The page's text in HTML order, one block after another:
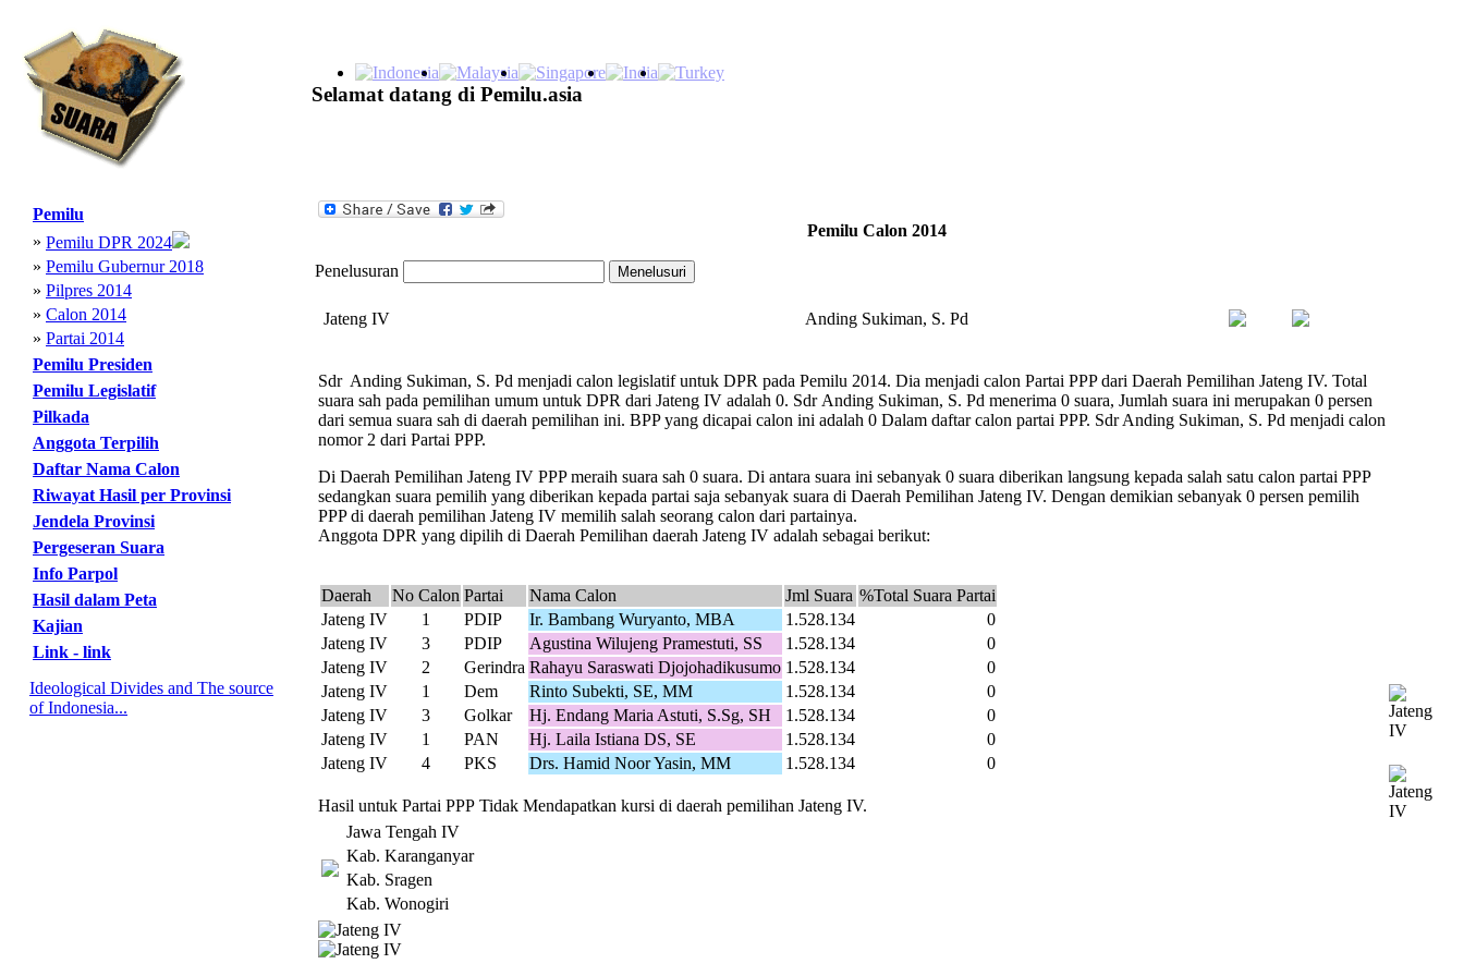
Selamat datang di Pemilu.asia
Pemilu
» Pemilu DPR 2024
» Pemilu Gubernur 2018
» Pilpres 2014
» Calon 2014
» Partai 2014
Pemilu Presiden
Pemilu Legislatif
Pilkada
Anggota Terpilih
Daftar Nama Calon
Riwayat Hasil per Provinsi
Jendela Provinsi
Pergeseran Suara
Info Parpol
Hasil dalam Peta
Kajian
Link - link
Ideological Divides and The source
of Indonesia...
Pemilu Calon 2014
Penelusuran
Jateng IV Anding Sukiman, S. Pd
Sdr Anding Sukiman, S. Pd menjadi calon legislatif untuk DPR pada Pemilu 2014. Dia menjadi calon Partai PPP dari Daerah Pemilihan Jateng IV. Total
suara sah pada pemilihan umum untuk DPR dari Jateng IV adalah 0. Sdr Anding Sukiman, S. Pd menerima 0 suara, Jumlah suara ini merupakan 0 persen
dari semua suara sah di daerah pemilihan ini. BPP yang dicapai calon ini adalah 0 Dalam daftar calon partai PPP. Sdr Anding Sukiman, S. Pd menjadi calon
nomor 2 dari Partai PPP.
Di Daerah Pemilihan Jateng IV PPP meraih suara sah 0 suara. Di antara suara ini sebanyak 0 suara diberikan langsung kepada salah satu calon partai PPP
sedangkan suara pemilih yang diberikan kepada partai saja sebanyak suara di Daerah Pemilihan Jateng IV. Dengan demikian sebanyak 0 persen pemilih
PPP di daerah pemilihan Jateng IV memilih salah seorang calon dari partainya.
Anggota DPR yang dipilih di Daerah Pemilihan daerah Jateng IV adalah sebagai berikut:
Daerah No Calon Partai Nama Calon Jml Suara %Total Suara Partai
Jateng IV
1 PDIP Ir. Bambang Wuryanto, MBA 1.528.134
0
Jateng IV
3 PDIP Agustina Wilujeng Pramestuti, SS 1.528.134
0
Jateng IV
2 Gerindra Rahayu Saraswati Djojohadikusumo 1.528.134
0
Jateng IV
1 Dem Rinto Subekti, SE, MM 1.528.134
0
Jateng IV
3 Golkar Hj. Endang Maria Astuti, S.Sg, SH 1.528.134
0
Jateng IV
1 PAN Hj. Laila Istiana DS, SE 1.528.134
0
Jateng IV
4 PKS Drs. Hamid Noor Yasin, MM 1.528.134 0
Hasil untuk Partai PPP Tidak Mendapatkan kursi di daerah pemilihan Jateng IV.
Jawa Tengah IV
Kab. Karanganyar
Kab. Sragen
Kab. Wonogiri